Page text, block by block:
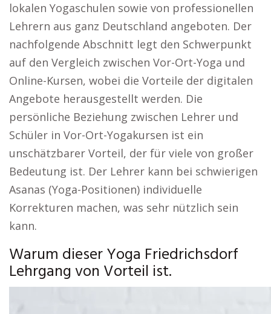
lokalen Yogaschulen sowie von professionellen
Lehrern aus ganz Deutschland angeboten. Der
nachfolgende Abschnitt legt den Schwerpunkt
auf den Vergleich zwischen Vor-Ort-Yoga und
Online-Kursen, wobei die Vorteile der digitalen
Angebote herausgestellt werden. Die
persönliche Beziehung zwischen Lehrer und
Schüler in Vor-Ort-Yogakursen ist ein
unschätzbarer Vorteil, der für viele von großer
Bedeutung ist. Der Lehrer kann bei schwierigen
Asanas (Yoga-Positionen) individuelle
Korrekturen machen, was sehr nützlich sein
kann.
Warum dieser Yoga Friedrichsdorf
Lehrgang von Vorteil ist.